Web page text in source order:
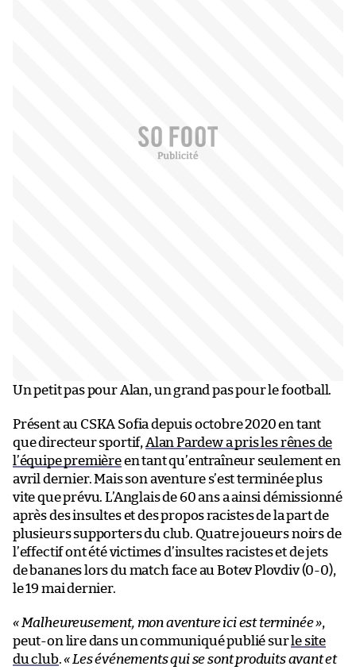
Un petit pas pour Alan, un grand pas pour le football.
Présent au CSKA Sofia depuis octobre 2020 en tant
que directeur sportif, Alan Pardew a pris les rênes de
l’équipe premièreen tant qu’entraîneur seulement en
avril dernier. Mais son aventure s’est terminée plus
vite que prévu. L’Anglais de 60 ans a ainsi démissionné
après des insultes et des propos racistes de la part de
plusieurs supporters du club. Quatre joueurs noirs de
l’effectif ont été victimes d’insultes racistes et de jets
de bananes lors du match face au Botev Plovdiv (0-0),
le 19 mai dernier.
« Malheureusement, mon aventure ici est terminée »,
peut-on lire dans un communiqué publié surle site
du club.« Les événements qui se sont produits avant et